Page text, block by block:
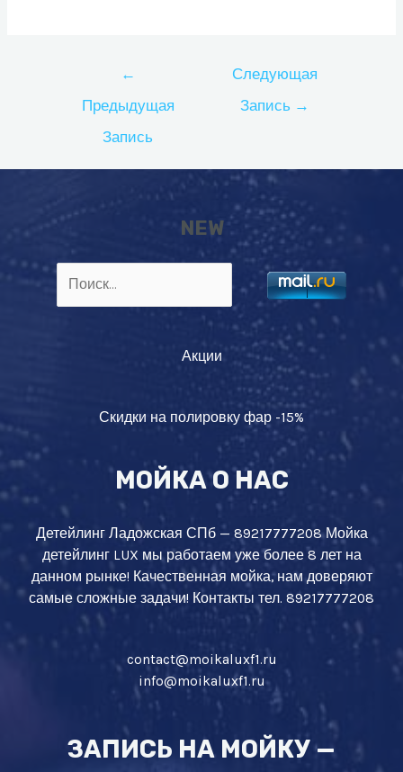
записям
←
Предыдущая
Запись
Следующая
Запись →
NEW
Найти:
Акции
Скидки на полировку фар -15%
МОЙКА О НАС
Детейлинг Ладожская СПб — 89217777208 Мойка
детейлинг LUX мы работаем уже более 8 лет на
данном рынке! Качественная мойка, нам доверяют
самые сложные задачи! Контакты тел. 89217777208
contact@moikaluxf1.ru
info@moikaluxf1.ru
ЗАПИСЬ НА МОЙКУ —